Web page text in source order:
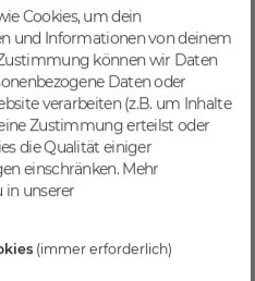
entwickelt, mit
Management
Je nach deinem Tier-
Cookies, um dein
und Informationen von deinem
können wir Daten
Daten oder
verarbeiten (z.B. um Inhalte
Zustimmung erteilst oder
die Qualität einiger
einschränken. Mehr
in unserer
(immer erforderlich)